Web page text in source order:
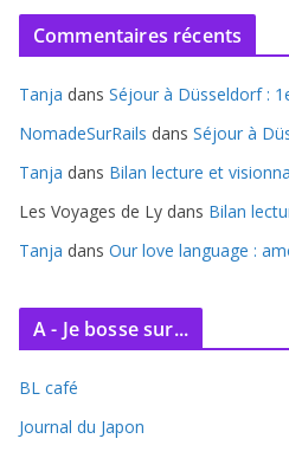
c
v
e
s
Commentaires récents
Tanja dans Séjour à Düsseldorf :
NomadeSurRails dans Séjour à
Tanja dans Bilan lecture et
Les Voyages de Ly dans Bilan
Tanja dans Our love language :
A - Je bosse sur...
BL café
Journal du Japon